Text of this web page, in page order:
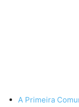
A Primeira